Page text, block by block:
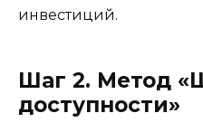
инвестиций.
Шаг 2. Метод
доступности»